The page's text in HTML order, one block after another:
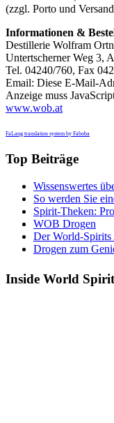
(zzgl. Porto und
Informationen &
Destillerie Wolfram
Untertscherner Weg 3,
Tel. 04240/760, Fax
Email: Diese E-Mail-
Anzeige muss
www.wob.at
FaLang translation system by Faboba
Top Beiträge
Wissenswertes
So werden Sie
Spirit-Theken:
WOB Drogen
Der World-Spirits
Drogen zum
Inside World